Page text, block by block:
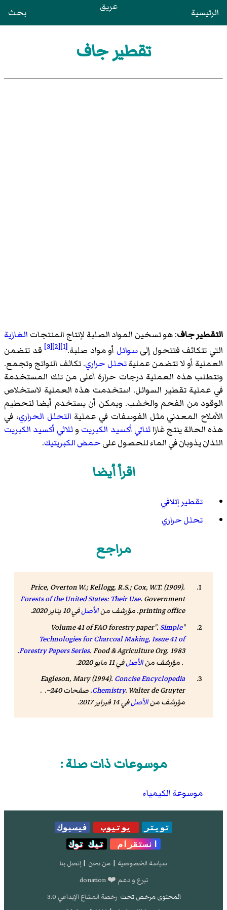
الرئيسية عريق بحث
تقطير جاف
التقطير جاف: هو تسخين المواد الصلبة لإنتاج المنتجات الغازية
التي تتكاثف فتتحول إلىسوائل أو مواد صلبة.[1]
[2]
[3]
قد تتضمن
العملية أو لا تتضمن عمليةتحلل حراري. تكاثف النواتج وتجمع.
وتتطلب هذه العملية درجات حرارة أعلى من تلك المستخدمة
في عملية تقطير السوائل. استخدمت هذه العملية لاستخلاص
الوقود من الفحم والخشب. ويمكن أن يستخدم أيضا لتحطيم
الأملاح المعدني مثل الفوسفات في عملية التحلل الحراري، في
هذه الحالة ينتج غازاثنائي أكسيد الكبريت وثلاثي أكسيد الكبريت
اللذان يذوبان في الماء للحصول علىحمض الكبريتيك.
اقرأ أيضا
تقطير إتلافي
تحلل حراري
مراجع
Price, Overton W.; Kellogg, R.S.; Cox, W.T. (1909).
Forests of the United States: Their Use. Government
printing office. مؤرشف من
الأصلفي 10 يناير 2020.
"Volume 41 of FAO forestry paper".
Simple
Technologies for Charcoal Making, Issue 41 of
Forestry Papers Series
. Food & Agriculture Org. 1983.
. مؤرشف منالأصلفي 11 مايو 2020
.
Eagleson, Mary (1994). Concise Encyclopedia
Chemistry
. Walter de Gruyter. صفحات 240–. .
مؤرشف منالأصلفي 14 فبراير 2017.
موسوعات ذات صلة :
موسوعة الكيمياء
تويتر يوتيوب
فيسبوك
انستقرام
تيك توك
سياسة الخصوصية | من نحن | إتصل بنا
تبرع و دعم ❤️ donation
المحتوى مرخص تحت رخصة المشاع الإبداعي 3.0